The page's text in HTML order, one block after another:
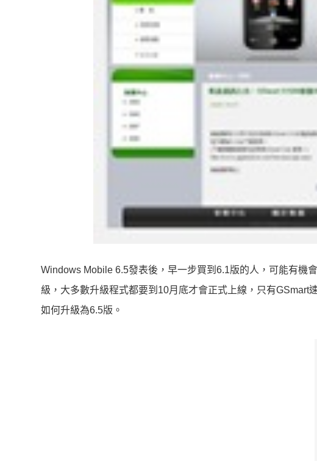
Windows Mobile 6.5發表後，早一步買到6.1版的人，可能有機
級，大多數升級程式都要到10月底才會正式上線，只有
如何升級為6.5版。